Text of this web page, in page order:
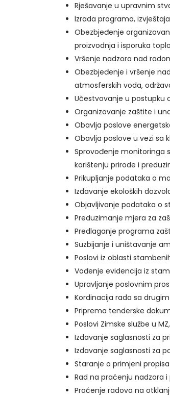
Rješavanje u upravnim
Izrada programa,
Obezbjeđenje
proizvodnja i isporuka
Vršenje nadzora nad
Obezbjeđenje i vršenje
atmosferskih voda,
Učestvovanje u postupku
Organizovanje zaštite i
Obavlja poslove
Obavlja poslove u vezi sa
Sprovođenje monitoringa
korištenju prirode i
Prikupljanje podataka o
Izdavanje ekoloških
Objavljivanje podataka o
Preduzimanje mjera za
Predlaganje programa
Suzbijanje i uništavanje
Poslovi iz oblasti
Vođenje evidencija iz
Upravljanje poslovnim
Kordinacija rada sa
Priprema tenderske
Poslovi Zimske službe u MZ,
Izdavanje saglasnosti za
Izdavanje saglasnosti za
Staranje o primjeni
Rad na praćenju nadzora
Praćenje radova na